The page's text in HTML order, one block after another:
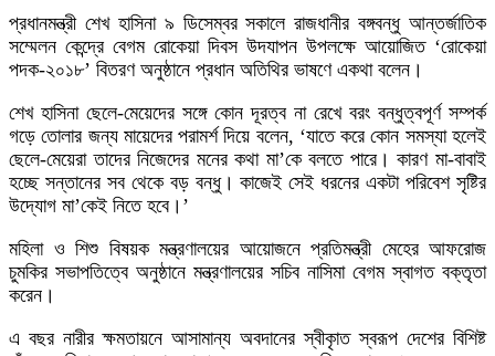
প্রধানমন্ত্রী শেখ হাসিনা ৯ ডিসেম্বর সকালে রাজধানীর বঙ্গবন্ধু আন্তর্জাতিক
সম্মেলন কেন্দ্রে বেগম রোকেয়া দিবস উদযাপন উপলক্ষে আয়োজিত ‘রোকেয়া
পদক-২০১৮’ বিতরণ অনুষ্ঠানে প্রধান অতিথির ভাষণে একথা বলেন।
শেখ হাসিনা ছেলে-মেয়েদের সঙ্গে কোন দূরত্ব না রেখে বরং বন্ধুত্বপূর্ণ সম্পর্ক
গড়ে তোলার জন্য মায়েদের পরামর্শ দিয়ে বলেন, ‘যাতে করে কোন সমস্যা হলেই
ছেলে-মেয়েরা তাদের নিজেদের মনের কথা মা’কে বলতে পারে। কারণ মা-বাবাই
হচ্ছে সন্তানের সব থেকে বড় বন্ধু। কাজেই সেই ধরনের একটা পরিবেশ সৃষ্টির
উদ্যোগ মা’কেই নিতে হবে।’
মহিলা ও শিশু বিষয়ক মন্ত্রণালয়ের আয়োজনে প্রতিমন্ত্রী মেহের আফরোজ
চুমকির সভাপতিত্বে অনুষ্ঠানে মন্ত্রণালয়ের সচিব নাসিমা বেগম স্বাগত বক্তৃতা
করেন।
এ বছর নারীর ক্ষমতায়নে আসামান্য অবদানের স্বীকৃাত স্বরূপ দেশের বিশিষ্ট